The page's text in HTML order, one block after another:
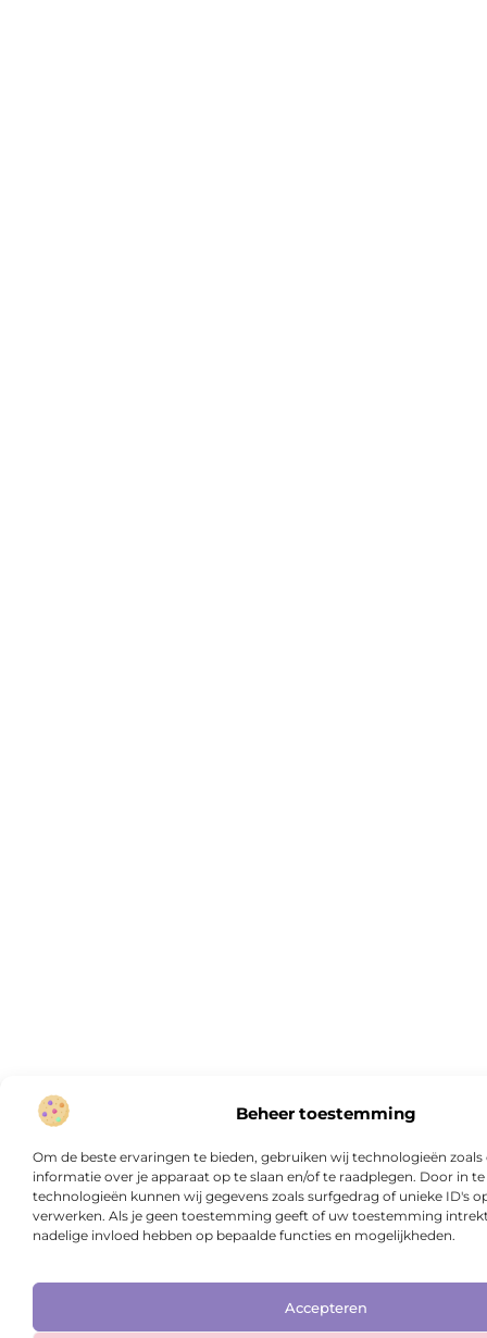
Beheer toestemming
Om de beste ervaringen te bieden, gebruiken wij technologieën
informatie over je apparaat op te slaan en/of te raadplegen. Door in
technologieën kunnen wij gegevens zoals surfgedrag of unieke ID's
verwerken. Als je geen toestemming geeft of uw toestemming
nadelige invloed hebben op bepaalde functies en mogelijkheden.
Accepteren